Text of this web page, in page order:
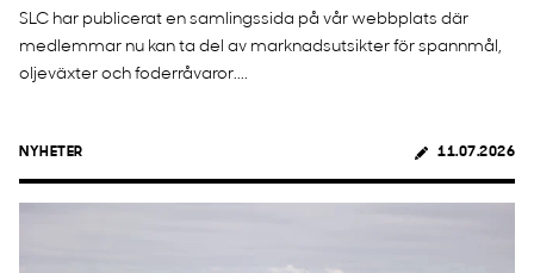
SLC har publicerat en samlingssida på vår webbplats där
medlemmar nu kan ta del av marknadsutsikter för spannmål,
oljeväxter och foderråvaror....
NYHETER 11.07.2026